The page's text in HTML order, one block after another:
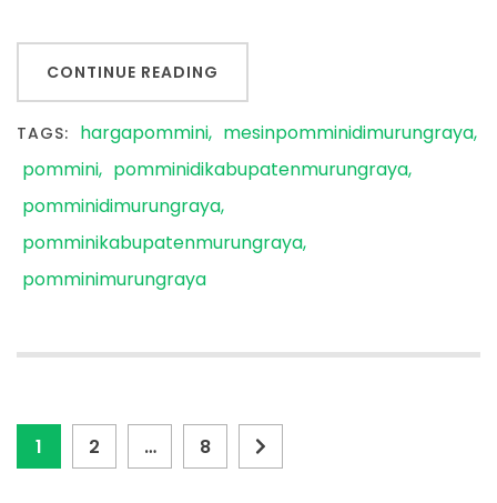
CONTINUE READING
TAGS: hargapommini
mesinpomminidimurungraya
pommini
pomminidikabupatenmurungraya
pomminidimurungraya
pomminikabupatenmurungraya
pomminimurungraya
Paginasi
Page
1 Page
2 … Page
8